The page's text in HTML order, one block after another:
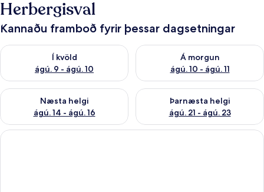
Herbergisval
Kannaðu framboð fyrir þessar dagsetningar
Í kvöld
ágú. 9 - ágú. 10
Athuga framboð í kvöld ágú. 9 - ágú. 10
Á morgun
ágú. 10 - ágú. 11
Athuga framboð á morgun
Næsta helgi
ágú. 14 - ágú. 16
Athuga framboð næstu helgi ágú. 14 - ágú. 16
Þarnæsta helgi
ágú. 21 - ágú. 23
Athuga framboð þarnæstu